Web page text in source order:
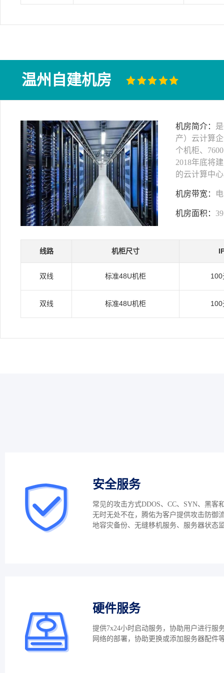
温州自建机房
机房简介：
产）云计算
个机柜、
2018年底将
的云计算中
机房带宽：
机房面积：
线路 机柜尺寸
双线 标准48U机柜 100
双线 标准48U机柜 100
安全服务
常见的攻击方式DDOS、CC、SYN、黑客
无时无处不在，腾佑为客户提供攻击防御
地容灾备份、无缝移机服务、服务器状态
硬件服务
提供7x24小时启动服务，协助用户进行服
网络的部署，协助更换或添加服务器配件